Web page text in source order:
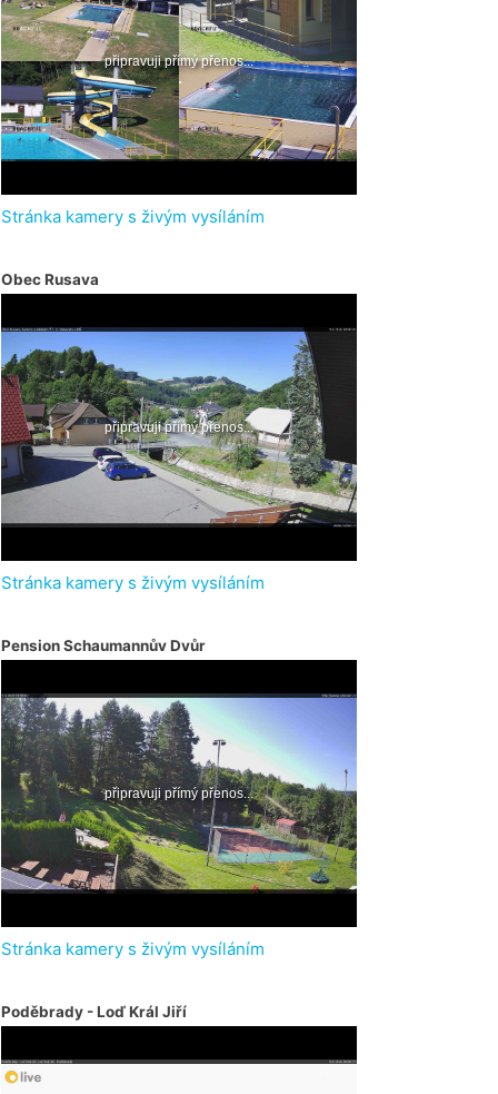
Stránka kamery s živým vysíláním
Obec Rusava
Stránka kamery s živým vysíláním
Pension Schaumannův Dvůr
Stránka kamery s živým vysíláním
Poděbrady - Loď Král Jiří